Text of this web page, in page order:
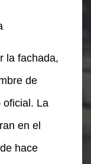
la fachada,
de
oficial. La
en el
hace